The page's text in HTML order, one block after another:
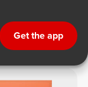
Get the app